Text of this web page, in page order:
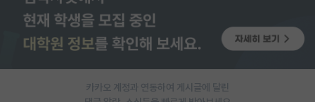
취업 게시판
임용 후기 게시판
인문사회 계열 게시판카카오 계정과 연동하여 게시글에 달린